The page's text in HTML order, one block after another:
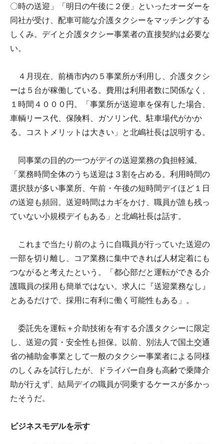
〇時の送迎」「明日の午後に２便」といったオーダーを
同社が受け、配車可能な介護タクシーをマッチングする
しくみ。デイと介護タクシー事業者の直接契約は必要な
い。
４月現在、前橋市内の５事業所が利用し、介護タクシ
ーは５台が稼働している。費用は利用者数に関係なく、
１時間４０００円。「事業所が送迎車を保有した場合、
車輌リース代、保険料、ガソリン代、駐車場代がかか
る。コストメリットは大きい」と北嶋社長は説明する。
同事業の目的の一つがデイの送迎業務の負担軽減。
「業務時間全体のうち送迎は３割を占める。利用時間の
選択肢が多い事業所、午前・午後の短時間デイほど１日
の送迎も頻回。送迎時間はカギをかけ、職員が誰も残っ
ていない小規模デイもある」と北嶋社長は話す。
これまで当たり前のように自職員が行っていた送迎の
一部を切り離し、コア業務に集中できれば人材定着にも
つながると考えたという。「都心部だと運転ができる介
護職員の採用も簡単ではない。求人に『送迎業務なし』
とあるだけで、採用に有利に働く可能性もある」。
委託先を運転＋介助技術を有する介護タクシーに限定
し、送迎の質・安全性も担保。以前、別法人で国土交通
省の補助金事業として一般のタクシー事業者による同様
のしくみを試行したが、ドライバー自身も高齢で乗降介
助が行えず、結局デイの職員が同乗するケースが多かっ
たそうだ。
ビジネスモデルを示す